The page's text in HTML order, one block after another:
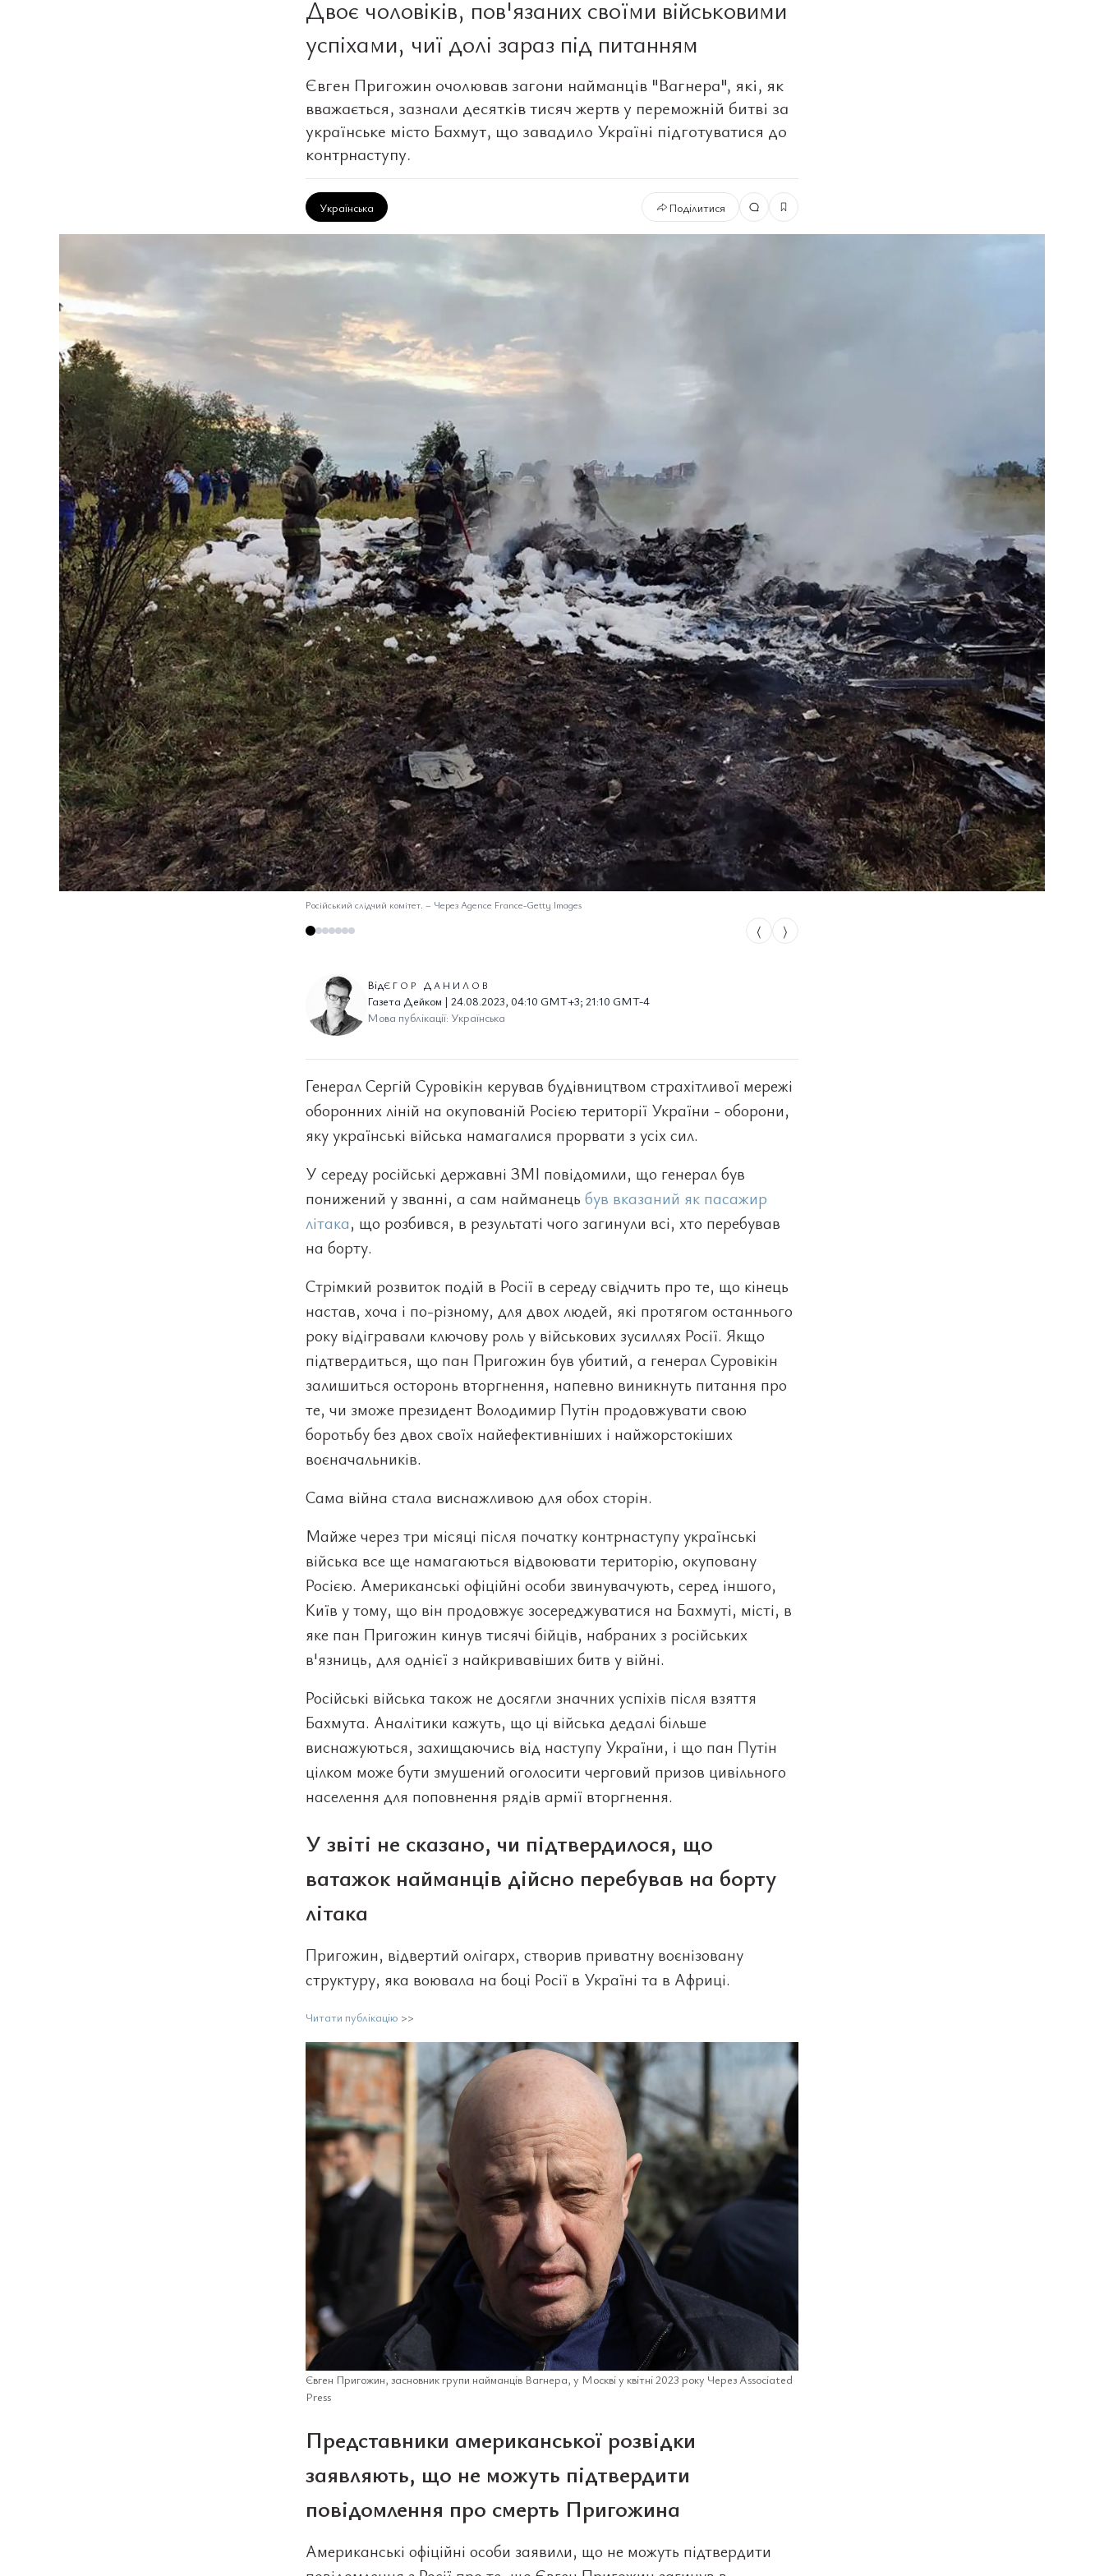
Двоє чоловіків, пов'язаних своїми військовими
успіхами, чиї долі зараз під питанням
Євген Пригожин очолював загони найманців "Вагнера", які, як
вважається, зазнали десятків тисяч жертв у переможній битві за
українське місто Бахмут, що завадило Україні підготуватися до
контрнаступу.
Українська Поділитися
Російський слідчий комітет. – Через Agence France-Getty Images
⟨ ⟩
ВідЄГОР ДАНИЛОВ
Газета Дейком | 24.08.2023, 04:10 GMT+3; 21:10 GMT-4
Мова публікації: Українська
Генерал Сергій Суровікін керував будівництвом страхітливої мережі
оборонних ліній на окупованій Росією території України - оборони,
яку українські війська намагалися прорвати з усіх сил.
У середу російські державні ЗМІ повідомили, що генерал був
понижений у званні, а сам найманець був вказаний як пасажир
літака, що розбився, в результаті чого загинули всі, хто перебував
на борту.
Стрімкий розвиток подій в Росії в середу свідчить про те, що кінець
настав, хоча і по-різному, для двох людей, які протягом останнього
року відігравали ключову роль у військових зусиллях Росії. Якщо
підтвердиться, що пан Пригожин був убитий, а генерал Суровікін
залишиться осторонь вторгнення, напевно виникнуть питання про
те, чи зможе президент Володимир Путін продовжувати свою
боротьбу без двох своїх найефективніших і найжорстокіших
воєначальників.
Сама війна стала виснажливою для обох сторін.
Майже через три місяці після початку контрнаступу українські
війська все ще намагаються відвоювати територію, окуповану
Росією. Американські офіційні особи звинувачують, серед іншого,
Київ у тому, що він продовжує зосереджуватися на Бахмуті, місті, в
яке пан Пригожин кинув тисячі бійців, набраних з російських
в'язниць, для однієї з найкривавіших битв у війні.
Російські війська також не досягли значних успіхів після взяття
Бахмута. Аналітики кажуть, що ці війська дедалі більше
виснажуються, захищаючись від наступу України, і що пан Путін
цілком може бути змушений оголосити черговий призов цивільного
населення для поповнення рядів армії вторгнення.
У звіті не сказано, чи підтвердилося, що
ватажок найманців дійсно перебував на борту
літака
Пригожин, відвертий олігарх, створив приватну воєнізовану
структуру, яка воювала на боці Росії в Україні та в Африці.
Читати публікацію >>
Євген Пригожин, засновник групи найманців Вагнера, у Москві у квітні 2023 року Через Associated
Press
Представники американської розвідки
заявляють, що не можуть підтвердити
повідомлення про смерть Пригожина
Американські офіційні особи заявили, що не можуть підтвердити